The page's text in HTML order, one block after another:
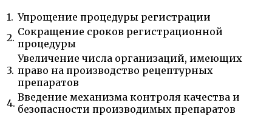
1. Упрощение процедуры регистрации
2. Сокращение сроков регистрационной
процедуры
3.
Увеличение числа организаций, имеющих
право на производство рецептурных
препаратов
4. Введение механизма контроля качества и
безопасности производимых препаратов